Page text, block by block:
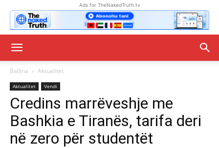
Ads for TheNakedTruth.tv
Ballina Aktualitet
Aktualitet Vendi
Credins marrëveshje me
Bashkia e Tiranës, tarifa deri
në zero për studentët